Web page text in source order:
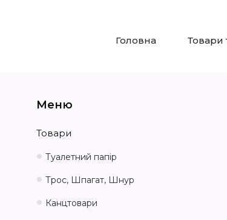
Головна Товари
Товари
Туалетний папір
Трос, Шпагат, Шнур
Канцтовари